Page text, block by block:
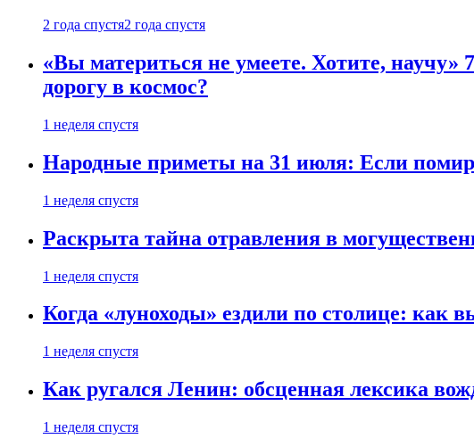
2 года спустя2 года спустя
«Вы материться не умеете. Хотите,
дорогу в космос?
1 неделя спустя
Народные приметы на 31 июля: Если
1 неделя спустя
Раскрыта тайна отравления в
1 неделя спустя
Когда «луноходы» ездили по столице: как
1 неделя спустя
Как ругался Ленин: обсценная лексика
1 неделя спустя